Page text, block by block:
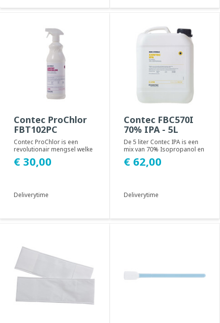
Contec ProChlor
FBT102PC
Contec ProChlor is een
revolutionair mengsel welke
in minder dan 1 minuut 100%
sporendoden...
€ 30,00
Deliverytime
Contec FBC570I
70% IPA - 5L
De 5 liter Contec IPA is een
mix van 70% Isopropanol en
30% gezuiverd water.
Geschikt voor...
€ 62,00
Deliverytime